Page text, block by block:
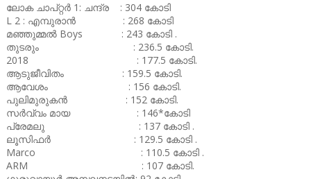
ലോക ചാപ്റ്റർ 1: ചന്ദ്ര : 304 കോടി
L 2 : എമ്പുരാൻ : 268 കോടി
മഞ്ഞുമ്മൽ Boys : 243 കോടി .
തുടരും : 236.5 കോടി.
2018 : 177.5 കോടി.
ആടുജീവിതം : 159.5 കോടി.
ആവേശം : 156 കോടി.
പുലിമുരുകൻ : 152 കോടി.
സർവ്വം മായ : 146*കോടി
പ്രേമലു : 137 കോടി .
ലൂസിഫർ : 129.5 കോടി .
Marco : 110.5 കോടി .
ARM : 107 കോടി.